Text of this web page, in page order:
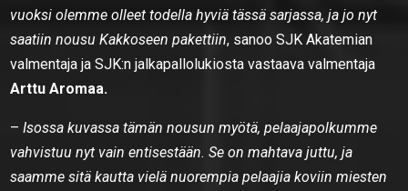
vuoksi olemme olleet todella hyviä tässä sarjassa, ja jo nyt
saatiin nousu Kakkoseen pakettiin, sanoo SJK Akatemian
valmentaja ja SJK:n jalkapallolukiosta vastaava valmentaja
Arttu Aromaa.
–Isossa kuvassa tämän nousun myötä, pelaajapolkumme
vahvistuu nyt vain entisestään. Se on mahtava juttu, ja
saamme sitä kautta vielä nuorempia pelaajia koviin miesten